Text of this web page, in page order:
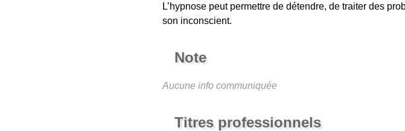
L’hypnose peut permettre de détendre, de traiter des
son inconscient.
Note
Aucune info communiquée
Titres professionnels